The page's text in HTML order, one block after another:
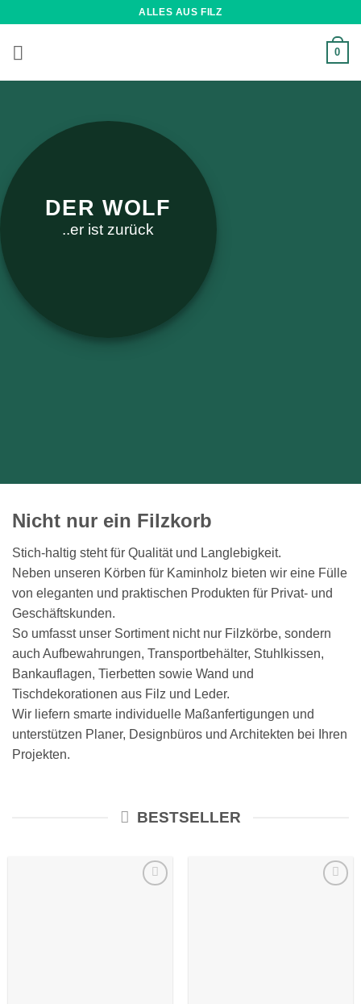
springen
ALLES AUS FILZ
0
DER WOLF
..er ist zurück
Nicht nur ein Filzkorb
Stich-haltig steht für Qualität und Langlebigkeit.
Neben unseren Körben für Kaminholz bieten wir eine Fülle
von eleganten und praktischen Produkten für Privat- und
Geschäftskunden.
So umfasst unser Sortiment nicht nur Filzkörbe, sondern
auch Aufbewahrungen, Transportbehälter, Stuhlkissen,
Bankauflagen, Tierbetten sowie Wand und
Tischdekorationen aus Filz und Leder.
Wir liefern smarte individuelle Maßanfertigungen und
unterstützen Planer, Designbüros und Architekten bei Ihren
Projekten.
BESTSELLER